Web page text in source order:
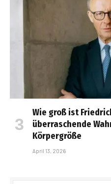
Wie groß ist
überraschende
Körpergröße
April 13, 2026